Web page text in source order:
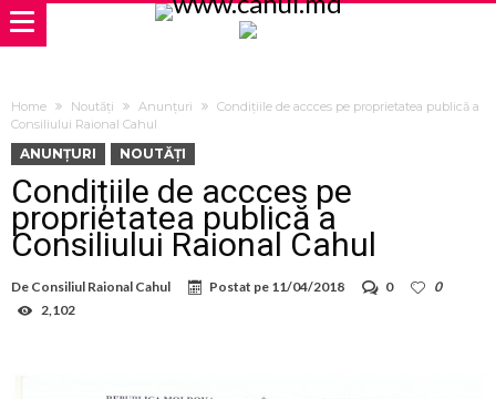
Home Noutăți Anunțuri
Condițiile de accces pe proprietatea publică a
Consiliului Raional Cahul
ANUNȚURI NOUTĂȚI
Condițiile de accces pe
proprietatea publică a
Consiliului Raional Cahul
De Consiliul Raional Cahul Postat pe 11/04/2018 0
0
2,102